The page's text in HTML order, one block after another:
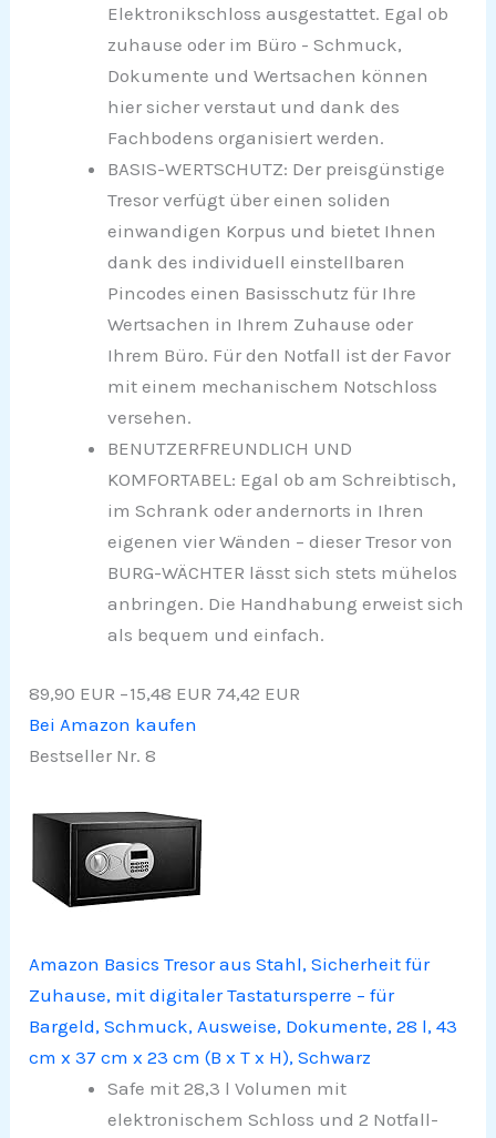
Elektronikschloss ausgestattet. Egal ob
zuhause oder im Büro - Schmuck,
Dokumente und Wertsachen können
hier sicher verstaut und dank des
Fachbodens organisiert werden.
BASIS-WERTSCHUTZ: Der preisgünstige
Tresor verfügt über einen soliden
einwandigen Korpus und bietet Ihnen
dank des individuell einstellbaren
Pincodes einen Basisschutz für Ihre
Wertsachen in Ihrem Zuhause oder
Ihrem Büro. Für den Notfall ist der Favor
mit einem mechanischem Notschloss
versehen.
BENUTZERFREUNDLICH UND
KOMFORTABEL: Egal ob am Schreibtisch,
im Schrank oder andernorts in Ihren
eigenen vier Wänden – dieser Tresor von
BURG-WÄCHTER lässt sich stets mühelos
anbringen. Die Handhabung erweist sich
als bequem und einfach.
89,90 EUR −15,48 EUR 74,42 EUR
Bei Amazon kaufen
Bestseller Nr. 8
Amazon Basics Tresor aus Stahl, Sicherheit für
Zuhause, mit digitaler Tastatursperre – für
Bargeld, Schmuck, Ausweise, Dokumente, 28 l, 43
cm x 37 cm x 23 cm (B x T x H), Schwarz
Safe mit 28,3 l Volumen mit
elektronischem Schloss und 2 Notfall-